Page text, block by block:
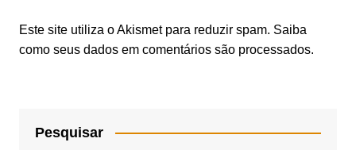
Este site utiliza o Akismet para reduzir spam. Saiba
como seus dados em comentários são processados.
Pesquisar